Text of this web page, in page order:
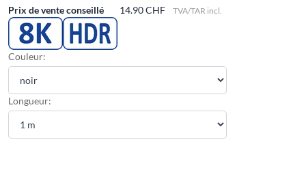
Prix de vente conseillé
14.90 CHF TVA/TAR incl.
Couleur:
Longueur: